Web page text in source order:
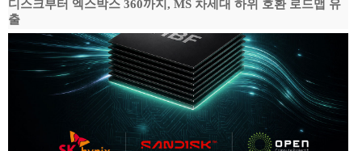
디스크부터 엑스박스 360까지, MS 차세대 하위 호환 로드맵 유
출